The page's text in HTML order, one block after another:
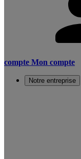
compte Mon compte
Notre entreprise